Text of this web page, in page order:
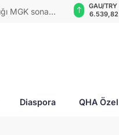
ile Ahıska
6.539,82
BIST 100
13.798,82
Diaspora QHA Özel